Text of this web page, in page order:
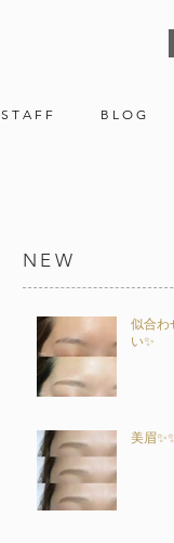
S T A F F B L O G
NEW
似合わ
い✨
美眉